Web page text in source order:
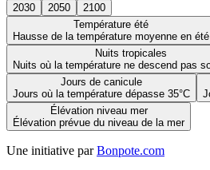
2030 2050
2100
Température été
Hausse de la température moyenne en été
Nuits tropicales
Nuits où la température ne descend pas
Jours de canicule
Jours où la température dépasse 35°C
Élévation niveau mer
Élévation prévue du niveau de la mer
Une initiative par Bonpote.com